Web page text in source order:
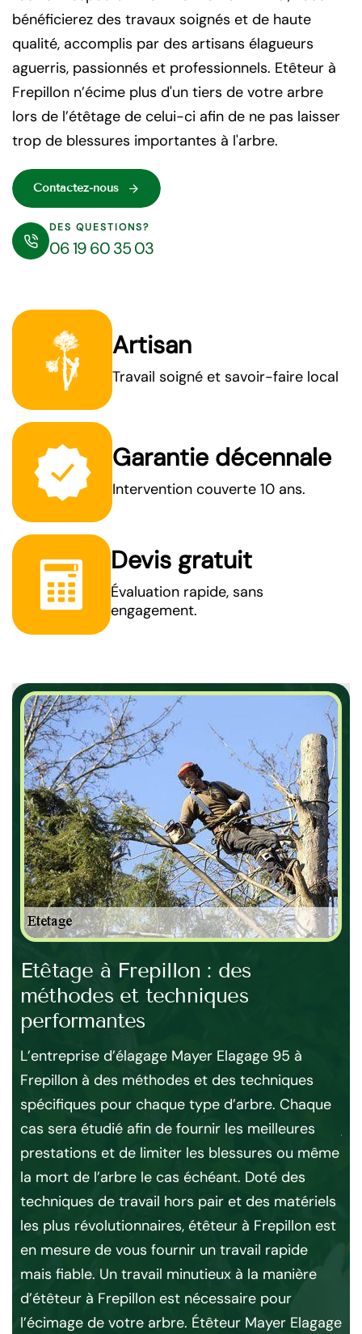
bénéficierez des travaux soignés et de haute
qualité, accomplis par des artisans élagueurs
aguerris, passionnés et professionnels. Etêteur à
Frepillon n’écime plus d'un tiers de votre arbre
lors de l’étêtage de celui-ci afin de ne pas laisser
trop de blessures importantes à l'arbre.
Contactez-nous
DES QUESTIONS?
06 19 60 35 03
Artisan
Travail soigné et savoir-faire local
Garantie décennale
Intervention couverte 10 ans.
Devis gratuit
Évaluation rapide, sans
engagement.
Etêtage à Frepillon : des
méthodes et techniques
performantes
L’entreprise d’élagage Mayer Elagage 95 à
Frepillon à des méthodes et des techniques
spécifiques pour chaque type d’arbre. Chaque
cas sera étudié afin de fournir les meilleures
prestations et de limiter les blessures ou même
la mort de l’arbre le cas échéant. Doté des
techniques de travail hors pair et des matériels
les plus révolutionnaires, étêteur à Frepillon est
en mesure de vous fournir un travail rapide
mais fiable. Un travail minutieux à la manière
d’étêteur à Frepillon est nécessaire pour
l’écimage de votre arbre. Étêteur Mayer Elagage